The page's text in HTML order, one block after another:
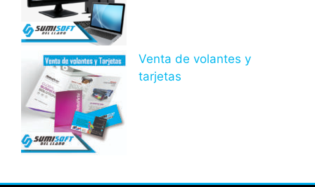
Venta de volantes y
tarjetas